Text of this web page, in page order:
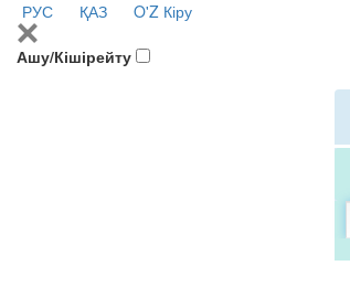
РУС ҚАЗ O'Z Кіру
Ашу/Кішірейту